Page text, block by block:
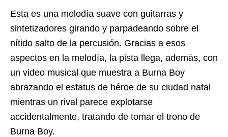
Esta es una melodía suave con guitarras y
sintetizadores girando y parpadeando sobre el
nítido salto de la percusión. Gracias a esos
aspectos en la melodía, la pista llega, además, con
un video musical que muestra a Burna Boy
abrazando el estatus de héroe de su ciudad natal
mientras un rival parece explotarse
accidentalmente, tratando de tomar el trono de
Burna Boy.